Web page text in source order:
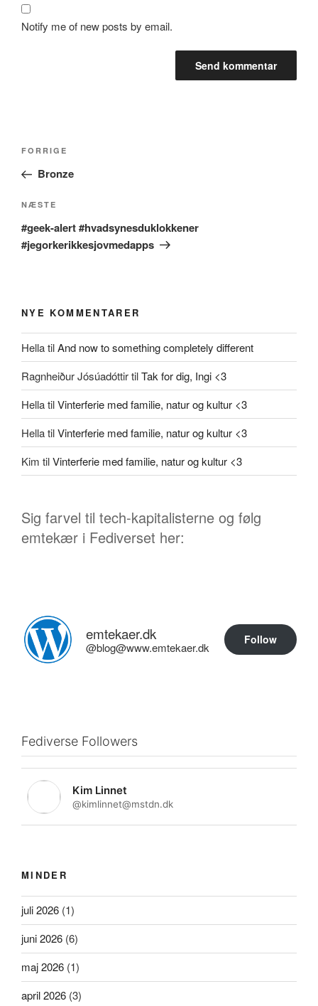
Notify me of new posts by email.
Indlægsnavigation
Forrige
indlæg
FORRIGE
Bronze
Næste
indlæg
NÆSTE
#geek-alert #hvadsynesduklokkener
#jegorkerikkesjovmedapps
NYE KOMMENTARER
HellatilAnd now to something completely different
Ragnheiður JósúadóttirtilTak for dig, Ingi <3
HellatilVinterferie med familie, natur og kultur <3
HellatilVinterferie med familie, natur og kultur <3
Kim tilVinterferie med familie, natur og kultur <3
Sig farvel til tech-kapitalisterne og følg
emtekær i Fediverset her:
emtekaer.dk
@blog@www.emtekaer.dk
Follow
Fediverse Followers
Kim Linnet
@kimlinnet@mstdn.dk
MINDER
juli 2026 (1)
juni 2026 (6)
maj 2026 (1)
april 2026 (3)